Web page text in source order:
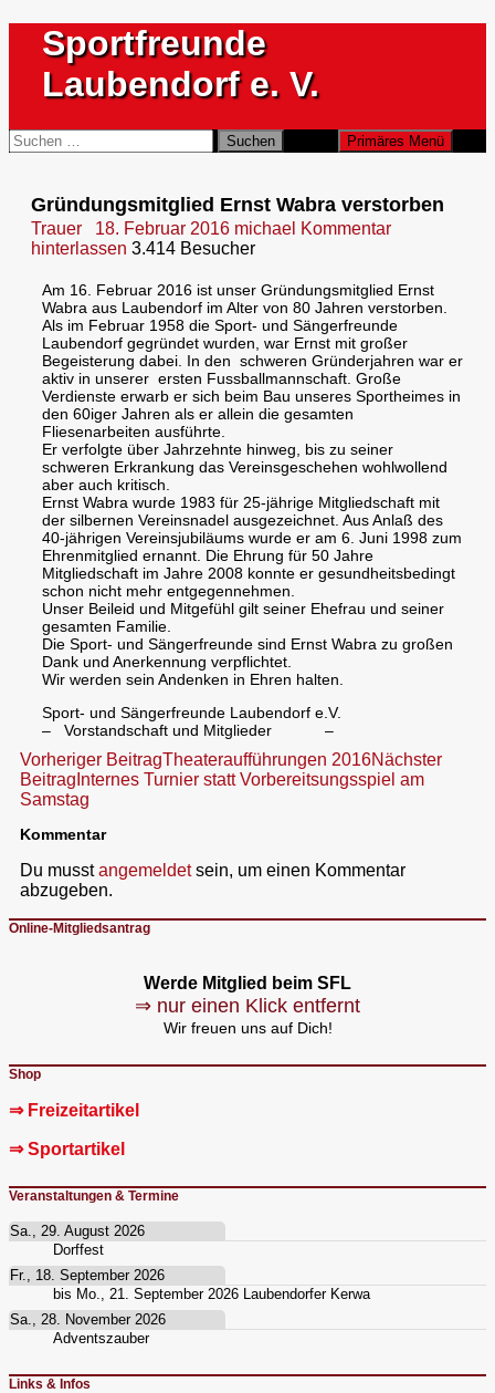
Inhalt
springen
Sportfreunde
Laubendorf e. V.
Suchen Primäres Menü
Suchen
nach:
Gründungsmitglied Ernst Wabra verstorben
Trauer 18. Februar 2016 michael Kommentar
hinterlassen 3.414 Besucher
Am 16. Februar 2016 ist unser Gründungsmitglied Ernst
Wabra aus Laubendorf im Alter von 80 Jahren verstorben.
Als im Februar 1958 die Sport- und Sängerfreunde
Laubendorf gegründet wurden, war Ernst mit großer
Begeisterung dabei. In den schweren Gründerjahren war er
aktiv in unserer ersten Fussballmannschaft. Große
Verdienste erwarb er sich beim Bau unseres Sportheimes in
den 60iger Jahren als er allein die gesamten
Fliesenarbeiten ausführte.
Er verfolgte über Jahrzehnte hinweg, bis zu seiner
schweren Erkrankung das Vereinsgeschehen wohlwollend
aber auch kritisch.
Ernst Wabra wurde 1983 für 25-jährige Mitgliedschaft mit
der silbernen Vereinsnadel ausgezeichnet. Aus Anlaß des
40-jährigen Vereinsjubiläums wurde er am 6. Juni 1998 zum
Ehrenmitglied ernannt. Die Ehrung für 50 Jahre
Mitgliedschaft im Jahre 2008 konnte er gesundheitsbedingt
schon nicht mehr entgegennehmen.
Unser Beileid und Mitgefühl gilt seiner Ehefrau und seiner
gesamten Familie.
Die Sport- und Sängerfreunde sind Ernst Wabra zu großen
Dank und Anerkennung verpflichtet.
Wir werden sein Andenken in Ehren halten.
Sport- und Sängerfreunde Laubendorf e.V.
– Vorstandschaft und Mitglieder –
Beitragsnavigation
Vorheriger BeitragTheateraufführungen 2016Nächster
Beitrag Internes Turnier statt Vorbereitsungsspiel am
Samstag
Kommentar
Du musstangemeldetsein, um einen Kommentar
abzugeben.
Online-Mitgliedsantrag
Werde Mitglied beim SFL
⇒ nur einen Klick entfernt
Wir freuen uns auf Dich!
Shop
⇒ Freizeitartikel
⇒ Sportartikel
Veranstaltungen & Termine
Sa., 29. August 2026
Dorffest
Fr., 18. September 2026
bis Mo., 21. September 2026
Laubendorfer Kerwa
Sa., 28. November 2026
Adventszauber
Links & Infos